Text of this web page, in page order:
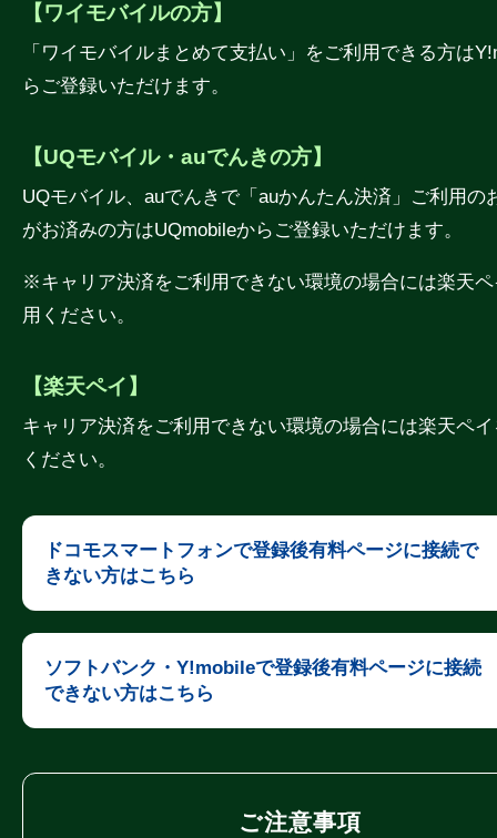
【ワイモバイルの方】
「ワイモバイルまとめて支払い」をご利用できる方は
らご登録いただけます。
【UQモバイル・auでんきの方】
UQモバイル、auでんきで「auかんたん決済」ご利用の
がお済みの方はUQmobileからご登録いただけます。
※キャリア決済をご利用できない環境の場合には楽天
用ください。
【楽天ペイ】
キャリア決済をご利用できない環境の場合には楽天ペ
ください。
ドコモスマートフォンで登録後有料ページに接続で
きない方はこちら
ソフトバンク・Y!mobileで登録後有料ページに接続
できない方はこちら
ご注意事項